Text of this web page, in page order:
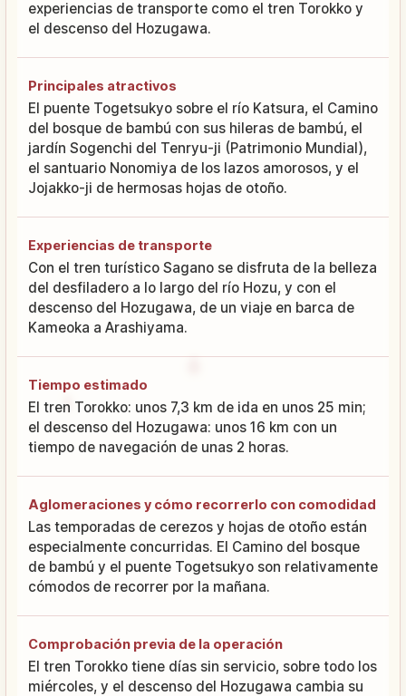
experiencias de transporte como el tren Torokko y
el descenso del Hozugawa.
Principales atractivos
El puente Togetsukyo sobre el río Katsura, el Camino
del bosque de bambú con sus hileras de bambú, el
jardín Sogenchi del Tenryu-ji (Patrimonio Mundial),
el santuario Nonomiya de los lazos amorosos, y el
Jojakko-ji de hermosas hojas de otoño.
Experiencias de transporte
Con el tren turístico Sagano se disfruta de la belleza
del desfiladero a lo largo del río Hozu, y con el
descenso del Hozugawa, de un viaje en barca de
Kameoka a Arashiyama.
Tiempo estimado
El tren Torokko: unos 7,3 km de ida en unos 25 min;
el descenso del Hozugawa: unos 16 km con un
tiempo de navegación de unas 2 horas.
Aglomeraciones y cómo recorrerlo con comodidad
Las temporadas de cerezos y hojas de otoño están
especialmente concurridas. El Camino del bosque
de bambú y el puente Togetsukyo son relativamente
cómodos de recorrer por la mañana.
Comprobación previa de la operación
El tren Torokko tiene días sin servicio, sobre todo los
miércoles, y el descenso del Hozugawa cambia su